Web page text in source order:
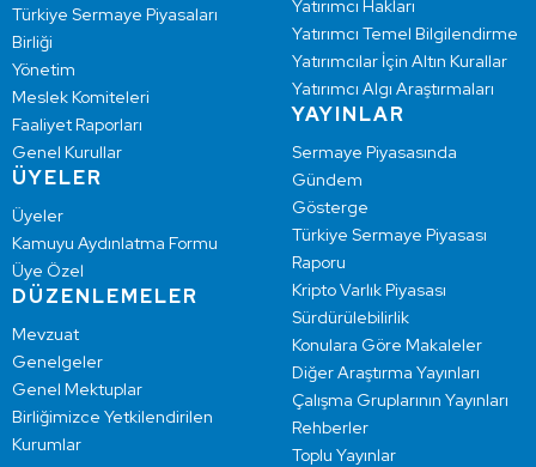
Türkiye Sermaye Piyasaları
Birliği
Yönetim
Meslek Komiteleri
Faaliyet Raporları
Genel Kurullar
ÜYELER
Üyeler
Kamuyu Aydınlatma Formu
Üye Özel
DÜZENLEMELER
Mevzuat
Genelgeler
Genel Mektuplar
Birliğimizce Yetkilendirilen
Kurumlar
Yatırımcı Hakları
Yatırımcı Temel Bilgilendirme
Yatırımcılar İçin Altın Kurallar
Yatırımcı Algı Araştırmaları
YAYINLAR
Sermaye Piyasasında
Gündem
Gösterge
Türkiye Sermaye Piyasası
Raporu
Kripto Varlık Piyasası
Sürdürülebilirlik
Konulara Göre Makaleler
Diğer Araştırma Yayınları
Çalışma Gruplarının Yayınları
Rehberler
Toplu Yayınlar